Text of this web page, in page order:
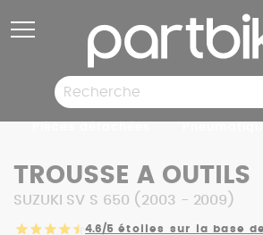
TROUSSE A OUTILS
SUZUKI SV S 650 (2003 - 2009)
4.6/5 étoiles sur la base